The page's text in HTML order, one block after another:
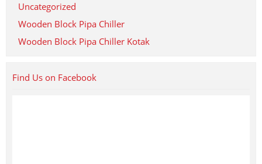
Uncategorized
Wooden Block Pipa Chiller
Wooden Block Pipa Chiller Kotak
Find Us on Facebook